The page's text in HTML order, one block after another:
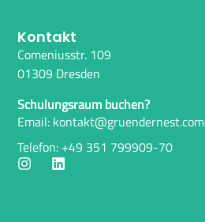
Kontakt
Comeniusstr. 109
01309 Dresden
Schulungsraum buchen?
Email: kontakt@gruendernest.com
Telefon: +49 351 799909-70